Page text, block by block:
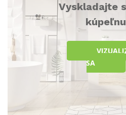
Vyskladajte
kúpeľnu
SA